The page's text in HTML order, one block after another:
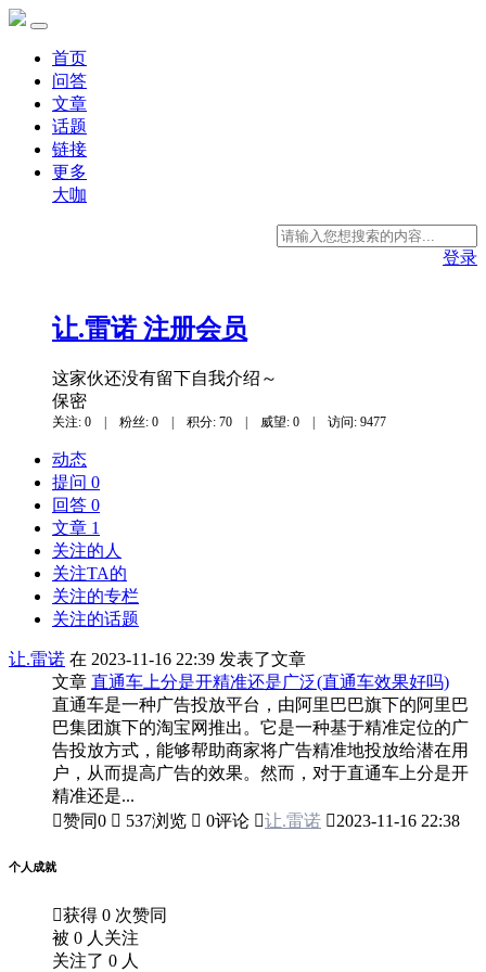
首页
问答
文章
话题
链接
更多
大咖
登录
让.雷诺注册会员
这家伙还没有留下自我介绍～
保密
关注: 0 | 粉丝: 0 | 积分: 70 | 威望: 0 | 访问: 9477
动态
提问 0
回答 0
文章 1
关注的人
关注TA的
关注的专栏
关注的话题
让.雷诺 在 2023-11-16 22:39 发表了文章
文章 直通车上分是开精准还是广泛(直通车效果好吗)
直通车是一种广告投放平台，由阿里巴巴旗下的阿里巴
巴集团旗下的淘宝网推出。它是一种基于精准定位的广
告投放方式，能够帮助商家将广告精准地投放给潜在用
户，从而提高广告的效果。然而，对于直通车上分是开
精准还是...
赞同0  537浏览  0评论 让.雷诺 2023-11-16 22:38
个人成就
获得 0 次赞同
被 0 人关注
关注了 0 人